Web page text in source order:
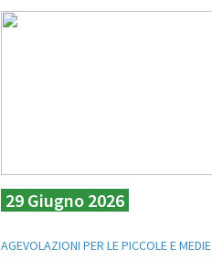
29 Giugno 2026
AGEVOLAZIONI PER LE PICCOLE E MEDIE